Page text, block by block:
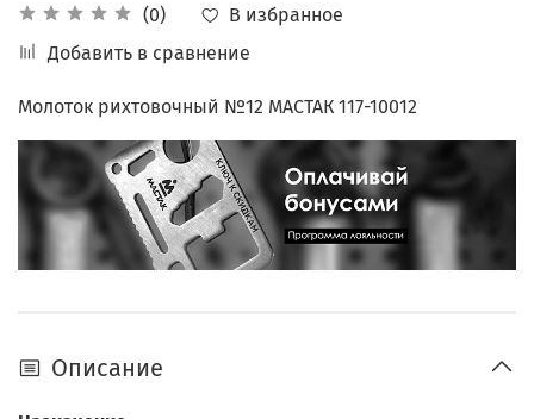
(0)
В избранное
Добавить в сравнение
Молоток рихтовочный №12 МАСТАК 117-10012
Описание